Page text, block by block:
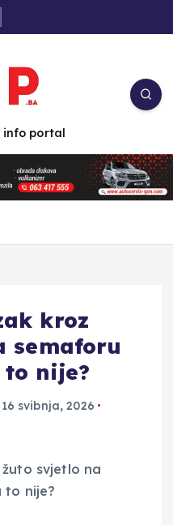
info portal
kroz
semaforu
nije?
16 svibnja, 2026